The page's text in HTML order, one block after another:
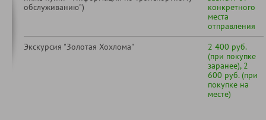
обслуживанию")
конкретного
места
отправления
Экскурсия "Золотая Хохлома"
2 400 руб.
(при покупке
заранее), 2
600 руб. (при
покупке на
месте)